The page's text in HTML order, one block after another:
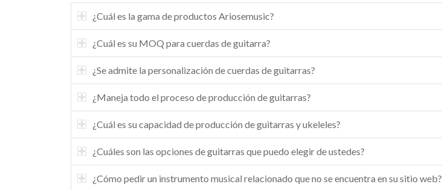
¿Cuál es la gama de productos Ariosemusic?
¿Cuál es su MOQ para cuerdas de guitarra?
¿Se admite la personalización de cuerdas de guitarras?
¿Maneja todo el proceso de producción de guitarras?
¿Cuál es su capacidad de producción de guitarras y ukeleles?
¿Cuáles son las opciones de guitarras que puedo elegir de ustedes?
¿Cómo pedir un instrumento musical relacionado que no se encuentra en su sitio web?